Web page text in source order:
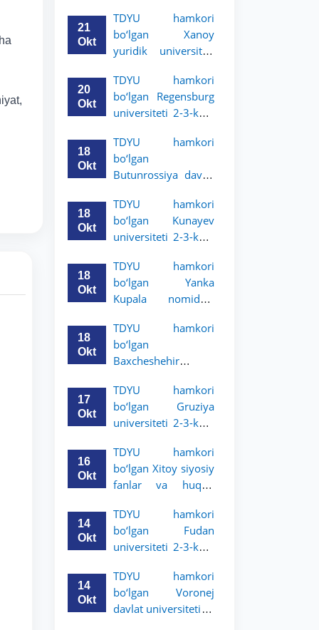
e’lon qildi
kurs talabalari
uchun akademik
mobillik dasturini
21
Okt
TDYU hamkori
bo‘lgan Xanoy
yuridik universiteti
talabalari uchun
akademik mobillik
dasturini e’lon qildi
20
Okt
TDYU hamkori
bo‘lgan Regensburg
universiteti 2-3-kurs
akademik mobillik
dasturini e’lon qildi
18
Okt
TDYU hamkori
bo‘lgan
Butunrossiya davlat
3-kurs talabalari
uchun akademik
mobillik dasturini
18
Okt
TDYU hamkori
bo‘lgan Kunayev
universiteti 2-3-kurs
akademik mobillik
dasturini e’lon qiladi
18
Okt
TDYU hamkori
bo‘lgan Yanka
Kupala nomidagi
universiteti 2-3-
bosqich talabalari
uchun akademik
e’lon qildi
18
Okt
TDYU hamkori
bo‘lgan
Baxcheshehir
bosqich talabalari
uchun akademik
mobillik dasturini
17
Okt
TDYU hamkori
bo‘lgan Gruziya
universiteti 2-3-kurs
akademik mobillik
dasturini e’lon qildi
16
Okt
TDYU hamkori
bo‘lgan Xitoy siyosiy
fanlar va huquq
talabalari uchun
akademik mobillik
dasturini e’lon qildi
14
Okt
TDYU hamkori
bo‘lgan Fudan
universiteti 2-3-kurs
akademik mobillik
dasturini e’lon qildi
14
Okt
TDYU hamkori
bo‘lgan Voronej
davlat universiteti 2-